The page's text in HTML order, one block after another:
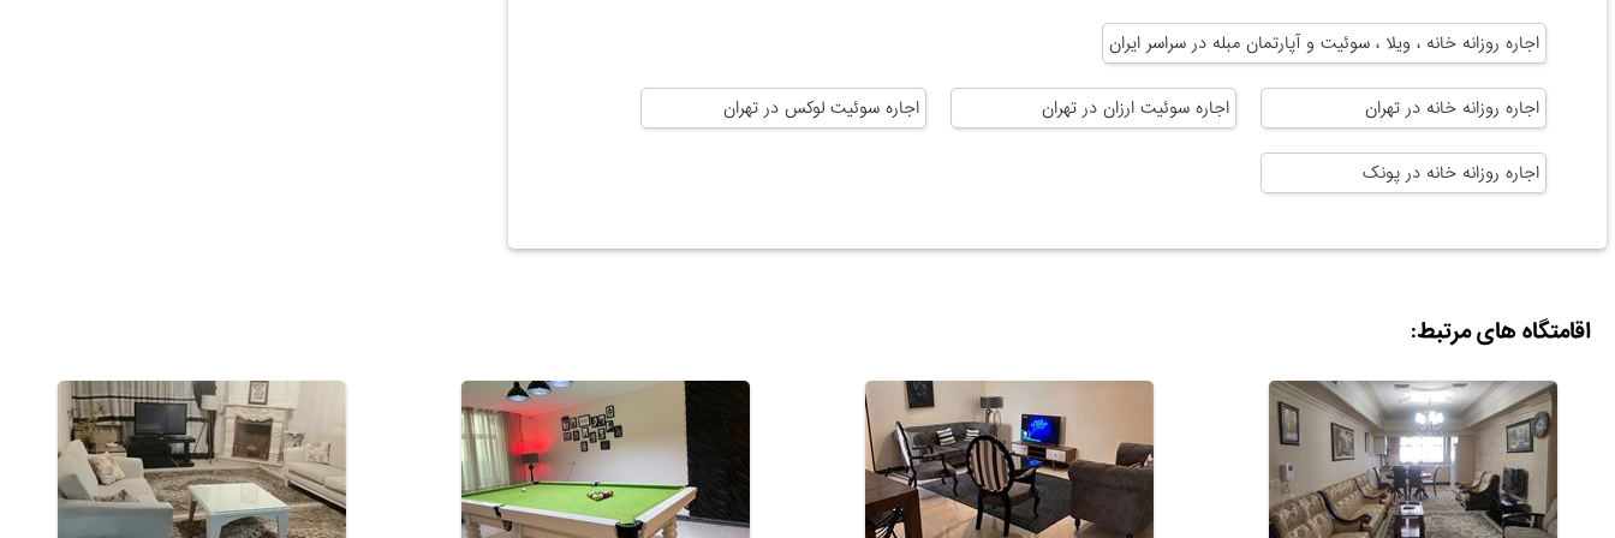
اجاره روزانه خانه ، ویلا ، سوئیت و آپارتمان مبله در سراسر ایران
اجاره روزانه خانه در تهران اجاره سوئیت ارزان در تهران اجاره سوئیت لوکس در تهران
اجاره روزانه خانه در پونک
اقامتگاه های مرتبط: